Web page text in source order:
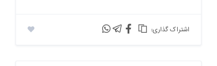
:اشتراک گذاری